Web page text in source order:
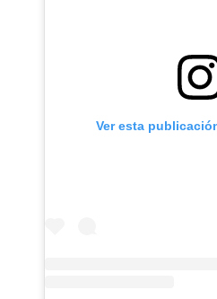
Ver esta